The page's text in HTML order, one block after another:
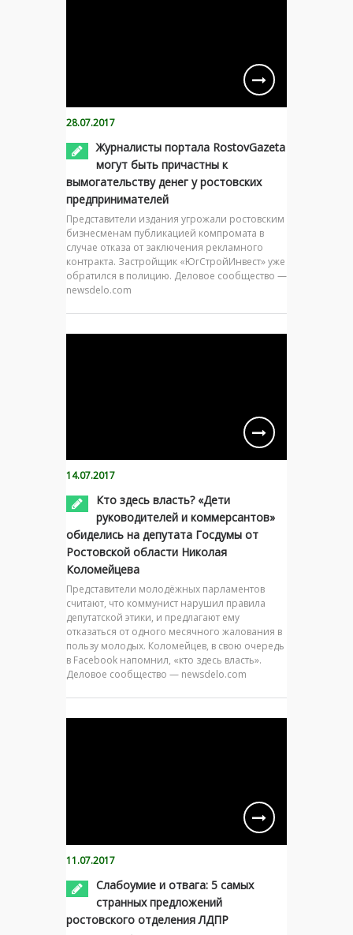
28.07.2017
Журналисты портала RostovGazeta
могут быть причастны к
вымогательству денег у ростовских
предпринимателей
Представители издания угрожали ростовским
бизнесменам публикацией компромата в
случае отказа от заключения рекламного
контракта. Застройщик «ЮгСтройИнвест» уже
обратился в полицию. Деловое сообщество —
newsdelo.com
14.07.2017
Кто здесь власть? «Дети
руководителей и коммерсантов»
обиделись на депутата Госдумы от
Ростовской области Николая
Коломейцева
Представители молодёжных парламентов
считают, что коммунист нарушил правила
депутатской этики, и предлагают ему
отказаться от одного месячного жалования в
пользу молодых. Коломейцев, в свою очередь
в Facebook напомнил, «кто здесь власть».
Деловое сообщество — newsdelo.com
11.07.2017
Слабоумие и отвага: 5 самых
странных предложений
ростовского отделения ЛДПР